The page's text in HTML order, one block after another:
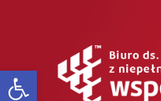
Open toolbar